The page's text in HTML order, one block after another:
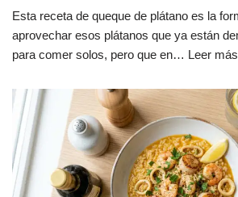
Esta receta de queque de plátano es la
aprovechar esos plátanos que ya están
para comer solos, pero que en… Leer